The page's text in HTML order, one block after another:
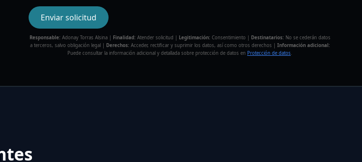
Enviar solicitud
Responsable: Adonay Torras Alsina | Finalidad: Atender solicitud | Legitimación: Consentimiento | Destinatarios: No se cederán datos
a terceros, salvo obligación legal | Derechos: Acceder, rectificar y suprimir los datos, así como otros derechos | Información adicional:
Puede consultar la información adicional y detallada sobre protección de datos en Protección de datos